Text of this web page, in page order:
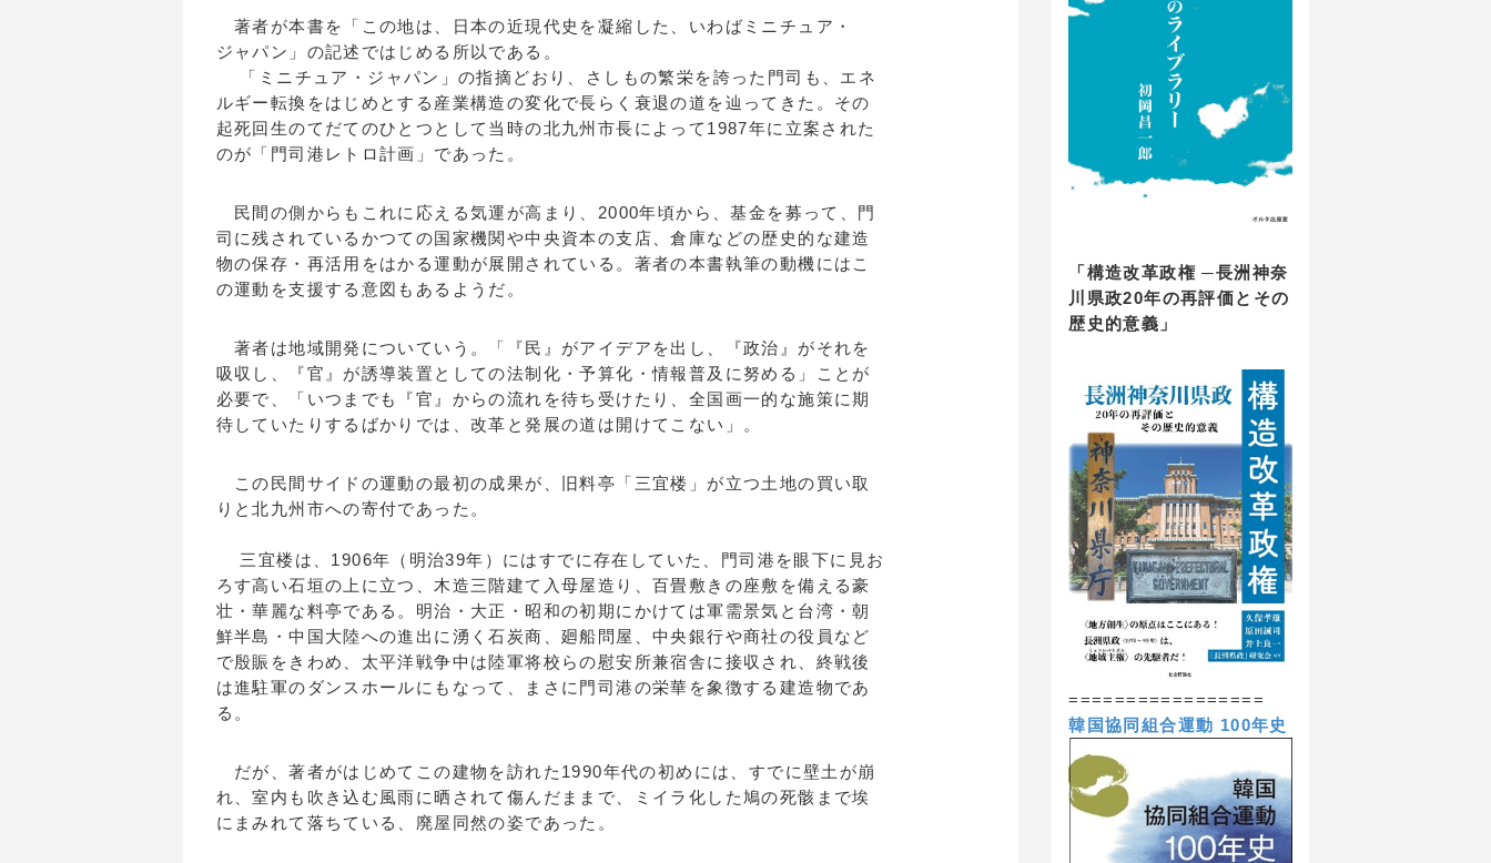
著者が本書を「この地は、日本の近現代史を凝縮した、いわばミニチュア・
ジャパン」の記述ではじめる所以である。
「ミニチュア・ジャパン」の指摘どおり、さしもの繁栄を誇った門司も、エネ
ルギー転換をはじめとする産業構造の変化で長らく衰退の道を辿ってきた。その
起死回生のてだてのひとつとして当時の北九州市長によって1987年に立案された
のが「門司港レトロ計画」であった。
民間の側からもこれに応える気運が高まり、2000年頃から、基金を募って、門
司に残されているかつての国家機関や中央資本の支店、倉庫などの歴史的な建造
物の保存・再活用をはかる運動が展開されている。著者の本書執筆の動機にはこ
の運動を支援する意図もあるようだ。
著者は地域開発についていう。「『民』がアイデアを出し、『政治』がそれを
吸収し、『官』が誘導装置としての法制化・予算化・情報普及に努める」ことが
必要で、「いつまでも『官』からの流れを待ち受けたり、全国画一的な施策に期
待していたりするばかりでは、改革と発展の道は開けてこない」。
この民間サイドの運動の最初の成果が、旧料亭「三宜楼」が立つ土地の買い取
りと北九州市への寄付であった。
三宜楼は、1906年（明治39年）にはすでに存在していた、門司港を眼下に見お
ろす高い石垣の上に立つ、木造三階建て入母屋造り、百畳敷きの座敷を備える豪
壮・華麗な料亭である。明治・大正・昭和の初期にかけては軍需景気と台湾・朝
鮮半島・中国大陸への進出に湧く石炭商、廻船問屋、中央銀行や商社の役員など
で殷賑をきわめ、太平洋戦争中は陸軍将校らの慰安所兼宿舎に接収され、終戦後
は進駐軍のダンスホールにもなって、まさに門司港の栄華を象徴する建造物であ
る。
だが、著者がはじめてこの建物を訪れた1990年代の初めには、すでに壁土が崩
れ、室内も吹き込む風雨に晒されて傷んだままで、ミイラ化した鳩の死骸まで埃
にまみれて落ちている、廃屋同然の姿であった。
「構造改革政権 ─長洲神奈
川県政20年の再評価とその
歴史的意義」
=================
韓国協同組合運動 100年史